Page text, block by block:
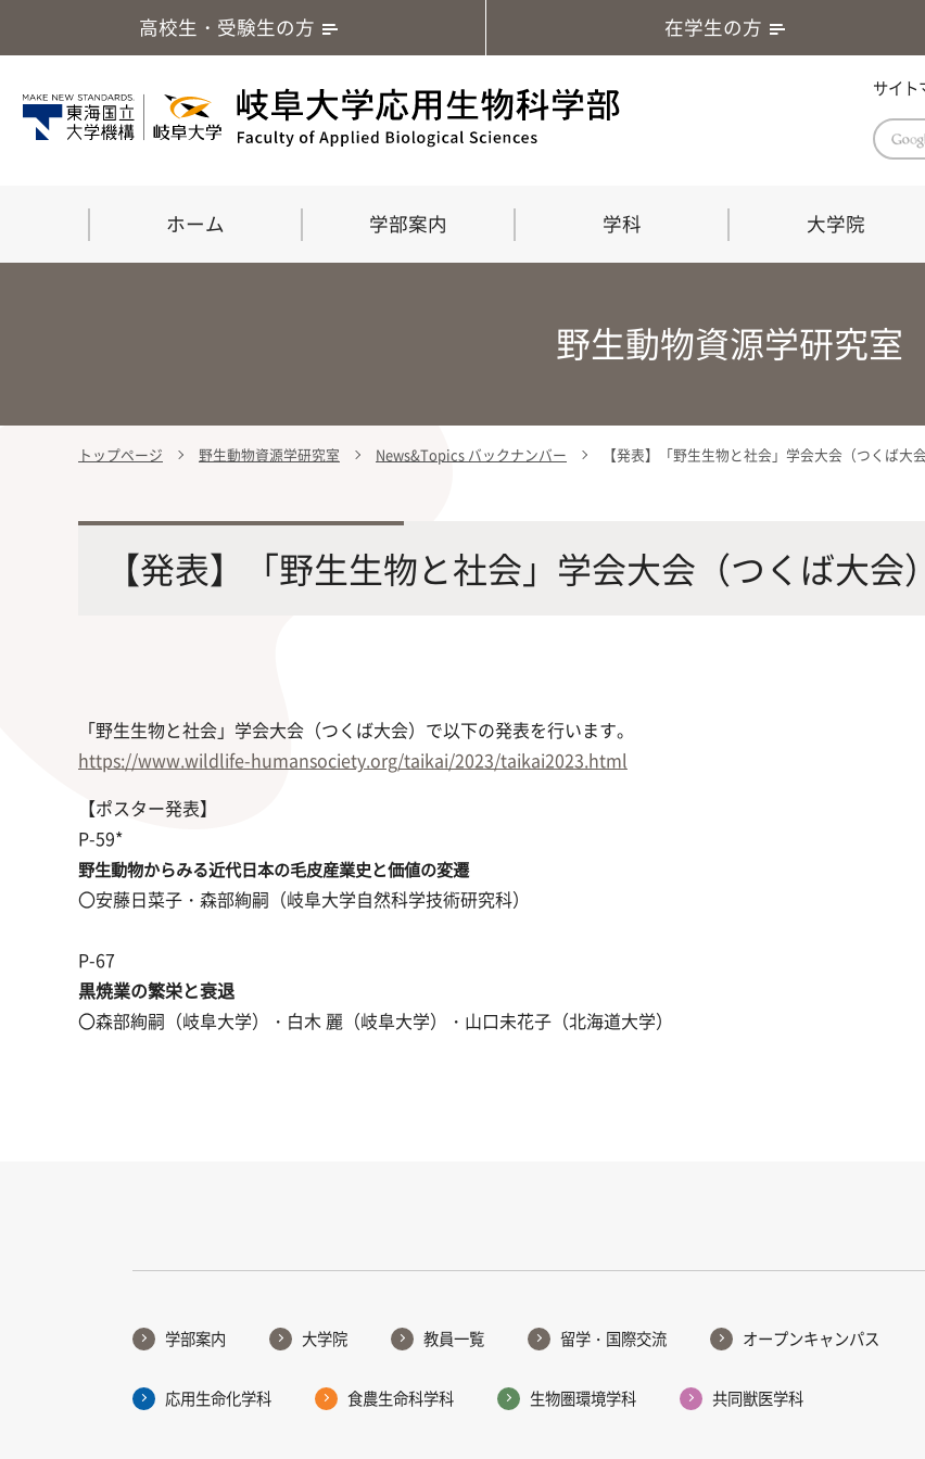
高校生・受験生の方 在学生の方
サイト
ホーム 学部案内
学部案内
学部・大学院の教育ビジョン、
沿革及び入試情報について
教育理念・教育目標
「専門的能力の要素」「達成すべき
水準」「評価方法」
学科
応用生命化学科
最先端の化学とバイオテクノロジー
を創造
食農生命科学科 生物圏環境学
ーズに対応
大学院
大学院
修士課程・博士課程
連合獣医学研究科（博士課程）
留学・国際交流
野生動物資源学研究室
トップページ 野生動物資源学研究室 News&Topics バックナンバー 【発表】「野生生物と社会」学会大会（つくば大会
【発表】「野生生物と社会」学会大会（つくば大会）
「野生生物と社会」学会大会（つくば大会）で以下の発表を行います。
https://www.wildlife-humansociety.org/taikai/2023/taikai2023.html
【ポスター発表】
P-59*
野生動物からみる近代日本の毛皮産業史と価値の変遷
〇安藤日菜子・森部絢嗣（岐阜大学自然科学技術研究科）
P-67
黒焼業の繁栄と衰退
〇森部絢嗣（岐阜大学）・白木 麗（岐阜大学）・山口未花子（北海道大学）
学部案内 大学院 教員一覧 留学・国際交流 オープンキャンパス
応用生命化学科 食農生命科学科 生物圏環境学科 共同獣医学科